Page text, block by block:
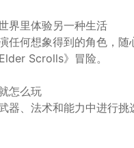
界里体验另一种生活
任何想象得到的角色，
Scrolls》冒险。
怎么玩
器、法术和能力中进行